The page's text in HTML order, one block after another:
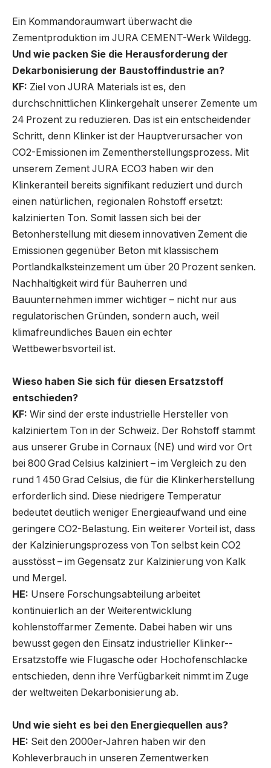
Ein Kommandoraumwart überwacht die
Zementproduktion im JURA CEMENT-Werk Wildegg.
Und wie packen Sie die Herausforderung der
Dekarbonisierung der Baustoffindustrie an?
KF: Ziel von JURA Materials ist es, den
durchschnittlichen Klinkergehalt unserer Zemente um
24 Prozent zu reduzieren. Das ist ein entscheidender
Schritt, denn Klinker ist der Hauptverursacher von
CO2-Emissionen im Zementherstellungsprozess. Mit
unserem Zement JURA ECO3 haben wir den
Klinkeranteil bereits signifikant reduziert und durch
einen natürlichen, regionalen Rohstoff ersetzt:
kalzinierten Ton. Somit lassen sich bei der
Betonherstellung mit diesem innovativen Zement die
Emissionen gegenüber Beton mit klassischem
Portlandkalksteinzement um über 20 Prozent senken.
Nachhaltigkeit wird für Bauherren und
Bauunternehmen immer wichtiger – nicht nur aus
regulatorischen Gründen, sondern auch, weil
klimafreundliches Bauen ein echter
Wettbewerbsvorteil ist.
Wieso haben Sie sich für diesen Ersatzstoff
entschieden?
KF: Wir sind der erste industrielle Hersteller von
kalziniertem Ton in der Schweiz. Der Rohstoff stammt
aus unserer Grube in Cornaux (NE) und wird vor Ort
bei 800 Grad Celsius kalziniert – im Vergleich zu den
rund 1 450 Grad Celsius, die für die Klinkerherstellung
erforderlich sind. Diese niedrigere Temperatur
bedeutet deutlich weniger Energieaufwand und eine
geringere CO2-Belastung. Ein weiterer Vorteil ist, dass
der Kalzinierungsprozess von Ton selbst kein CO2
ausstösst – im Gegensatz zur Kalzinierung von Kalk
und Mergel.
HE: Unsere Forschungsabteilung arbeitet
kontinuierlich an der Weiterentwicklung
kohlenstoffarmer Zemente. Dabei haben wir uns
bewusst gegen den Einsatz industrieller Klinker-­
Ersatzstoffe wie Flugasche oder Hochofenschlacke
entschieden, denn ihre Verfügbarkeit nimmt im Zuge
der weltweiten Dekarbonisierung ab.
Und wie sieht es bei den Energiequellen aus?
HE: Seit den 2000er-Jahren haben wir den
Kohleverbrauch in unseren Zementwerken